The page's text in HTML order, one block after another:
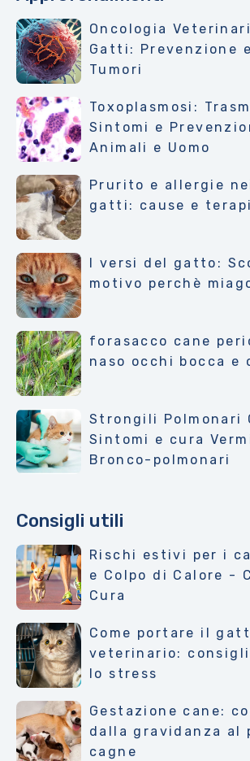
Oncologia
Gatti: Prevenzione
Tumori
Toxoplasmosi:
Sintomi e
Animali e Uomo
Prurito e allergie
gatti: cause e
I versi del gatto:
motivo perchè
forasacco cane
naso occhi bocca e
Strongili Polmonari
Sintomi e cura
Bronco-polmonari
Consigli utili
Rischi estivi per i
e Colpo di Calore -
Cura
Come portare il
veterinario:
lo stress
Gestazione cane:
dalla gravidanza al
cagne